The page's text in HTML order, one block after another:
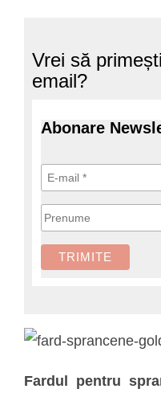
Vrei să
email?
Abonare
Fardul pentru